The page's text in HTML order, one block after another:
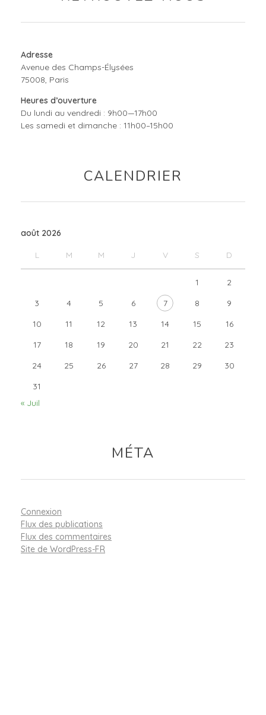
Adresse
Avenue des Champs-Élysées
75008, Paris
Heures d’ouverture
Du lundi au vendredi : 9h00—17h00
Les samedi et dimanche : 11h00–15h00
CALENDRIER
août 2026
L M M J V S D
1
2
3
4 5 6 7 8
9
10
11 12 13 14 15
16
17
18 19 20 21 22
23
24
25 26 27 28 29
30
31
« Juil
MÉTA
Connexion
Flux des publications
Flux des commentaires
Site de WordPress-FR